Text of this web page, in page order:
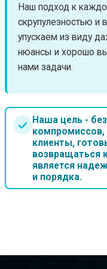
Наш подход к
скрупулезностью и
упускаем из виду
нюансы и хорошо
нами задачи.
Наша цель -
компромиссов,
клиенты,
возвращаться
является
и порядка.